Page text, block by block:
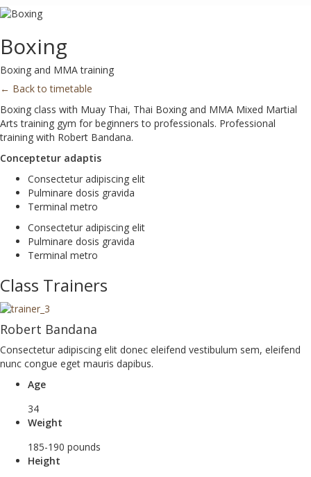
Boxing
Boxing and MMA training
← Back to timetable
Boxing class with Muay Thai, Thai Boxing and MMA Mixed Martial
Arts training gym for beginners to professionals. Professional
training with Robert Bandana.
Conceptetur adaptis
Consectetur adipiscing elit
Pulminare dosis gravida
Terminal metro
Consectetur adipiscing elit
Pulminare dosis gravida
Terminal metro
Class Trainers
Robert Bandana
Consectetur adipiscing elit donec eleifend vestibulum sem, eleifend
nunc congue eget mauris dapibus.
Age
34
Weight
185-190 pounds
Height